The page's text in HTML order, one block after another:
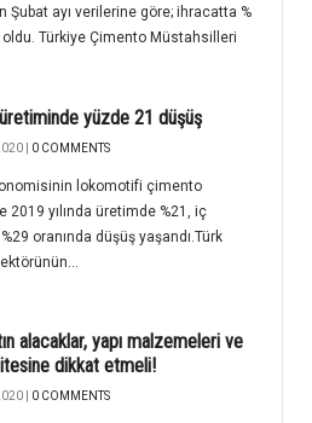
Şubat ayı verilerine göre; ihracatta %
oldu. Türkiye Çimento Müstahsilleri
yüzde 21 düşüş
| 0 COMMENTS
lokomotifi çimento
2019 yılında üretimde %21, iç
oranında düşüş yaşandı.Türk
alacaklar, yapı malzemeleri ve
dikkat etmeli!
| 0 COMMENTS